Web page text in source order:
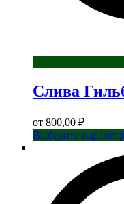
Слива
от 800,00 ₽
Выберите